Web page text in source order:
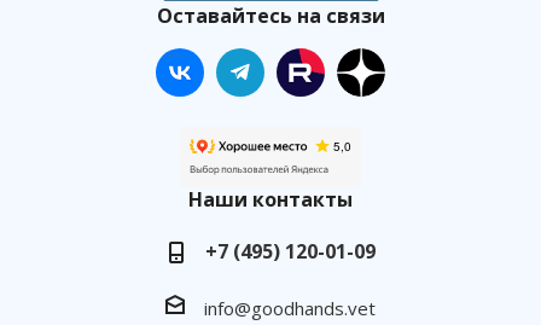
Оставайтесь на связи
Наши контакты
+7 (495) 120-01-09
info@goodhands.vet